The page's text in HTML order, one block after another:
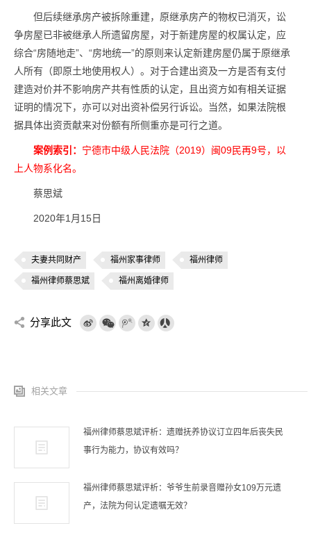
但后续继承房产被拆除重建，原继承房产的物权已消灭，讼
争房屋已非被继承人所遗留房屋，对于新建房屋的权属认定，应
综合“房随地走”、“房地统一”的原则来认定新建房屋仍属于原继承
人所有（即原土地使用权人）。对于合建出资及一方是否有支付
建造对价并不影响房产共有性质的认定，且出资方如有相关证据
证明的情况下，亦可以对出资补偿另行诉讼。当然，如果法院根
据具体出资贡献来对份额有所侧重亦是可行之道。
案例索引： 宁德市中级人民法院（2019）闽09民再9号，以
上人物系化名。
蔡思斌
2020年1月15日
夫妻共同财产 福州家事律师 福州律师
福州律师蔡思斌 福州离婚律师
分享此文
相关文章
福州律师蔡思斌评析：遗赠抚养协议订立四年后丧失民
事行为能力，协议有效吗？
福州律师蔡思斌评析：爷爷生前录音赠孙女109万元遗
产，法院为何认定遗嘱无效？